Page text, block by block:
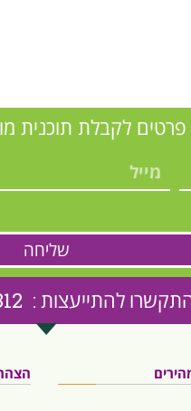
לקבלת תוכנית
שליחה
להתייעצות : 074-745-2312